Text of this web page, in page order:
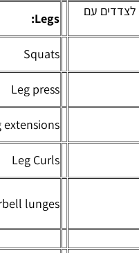
:רגליים
סקווט
רגליים
12-15
פושטי
ברכיים
10-12 רגליים
רגליים